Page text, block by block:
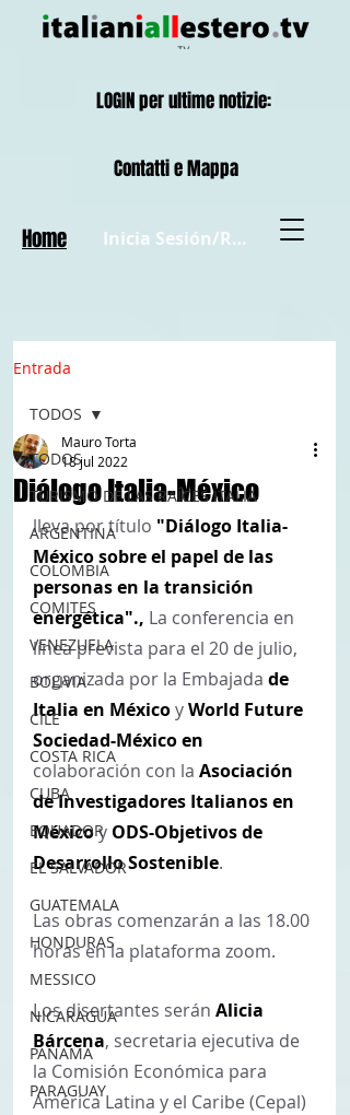
Inicia Sesión/Regístrate
Contatti e Mappa
Home
LOGIN per ultime notizie:
Entrada
TODOS
TURISMO DE LAS RAÍCES ITALIA
ARGENTINA
COLOMBIA
COMITES
VENEZUELA
BOLIVIA
CILE
COSTA RICA
CUBA
EQUADOR
EL SALVADOR
GUATEMALA
HONDURAS
MESSICO
NICARAGUA
PANAMA
PARAGUAY
TODOS
Diálogo Italia-México
Mauro Torta
18 jul 2022
lleva por título "Diálogo Italia-
México sobre el papel de las
personas en la transición
energética"., La conferencia en
línea prevista para el 20 de julio,
organizada por la Embajada de
Italia en México y World Future
Sociedad-México en
colaboración con la Asociación
de Investigadores Italianos en
México y ODS-Objetivos de
Desarrollo Sostenible.
Las obras comenzarán a las 18.00
horas en la plataforma zoom.
Los disertantes serán Alicia
Bárcena, secretaria ejecutiva de
la Comisión Económica para
América Latina y el Caribe (Cepal)